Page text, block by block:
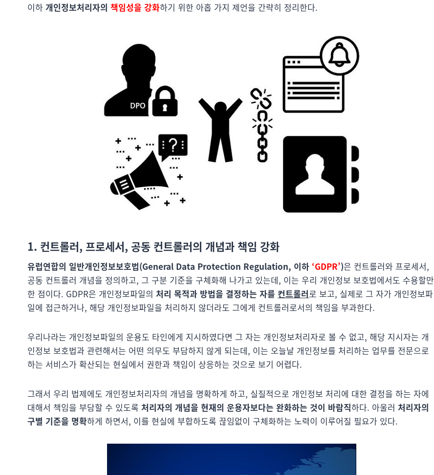
이하 개인정보처리자의 책임성을 강화하기 위한 아홉 가지 제언을 간략히 정리한다.
1. 컨트롤러, 프로세서, 공동 컨트롤러의 개념과 책임 강화
유럽연합의 일반개인정보보호법(General Data Protection Regulation, 이하 ‘GDPR’)은 컨트롤러와 프로세서,
공동 컨트롤러 개념을 정의하고, 그 구분 기준을 구체화해 나가고 있는데, 이는 우리 개인정보 보호법에서도 수용할만
한 점이다. GDPR은 개인정보파일의 처리 목적과 방법을 결정하는 자를 컨트롤러로 보고, 실제로 그 자가 개인정보파
일에 접근하거나, 해당 개인정보파일을 처리하지 않더라도 그에게 컨트롤러로서의 책임을 부과한다.
우리나라는 개인정보파일의 운용도 타인에게 지시하였다면 그 자는 개인정보처리자로 볼 수 없고, 해당 지시자는 개
인정보 보호법과 관련해서는 어떤 의무도 부담하지 않게 되는데, 이는 오늘날 개인정보를 처리하는 업무를 전문으로
하는 서비스가 확산되는 현실에서 권한과 책임이 상응하는 것으로 보기 어렵다.
그래서 우리 법제에도 개인정보처리자의 개념을 명확하게 하고, 실질적으로 개인정보 처리에 대한 결정을 하는 자에
대해서 책임을 부담할 수 있도록 처리자의 개념을 현재의 운용자보다는 완화하는 것이 바람직하다. 아울러 처리자의
구별 기준을 명확하게 하면서, 이를 현실에 부합하도록 끊임없이 구체화하는 노력이 이루어질 필요가 있다.